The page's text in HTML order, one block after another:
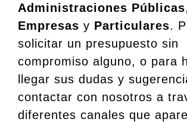
Administraciones Públicas,
Empresas y Particulares.
solicitar un presupuesto sin
compromiso alguno, o para
llegar sus dudas y
contactar con nosotros a
diferentes canales que